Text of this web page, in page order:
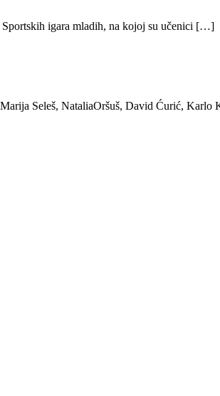
Sportskih igara mladih, na kojoj su učenici […]
Seleš, NataliaOršuš, David Ćurić,